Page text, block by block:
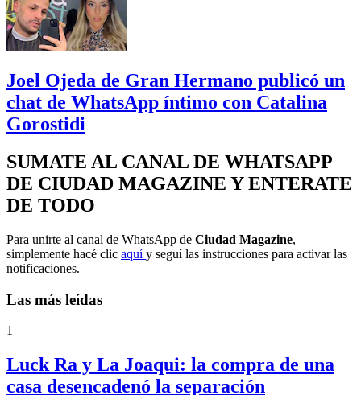
Joel Ojeda de Gran Hermano publicó un
chat de WhatsApp íntimo con Catalina
Gorostidi
SUMATE AL CANAL DE WHATSAPP
DE CIUDAD MAGAZINE Y ENTERATE
DE TODO
Para unirte al canal de WhatsApp de Ciudad Magazine,
simplemente hacé clic aquíy seguí las instrucciones para activar las
notificaciones.
Las más leídas
1
Luck Ra y La Joaqui: la compra de una
casa desencadenó la separación